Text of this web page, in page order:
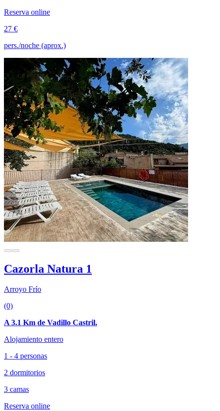
Reserva online
27 €
pers./noche (aprox.)
Cazorla Natura 1
Arroyo Frío
(0)
A 3.1 Km de Vadillo Castril.
Alojamiento entero
1 - 4 personas
2 dormitorios
3 camas
Reserva online